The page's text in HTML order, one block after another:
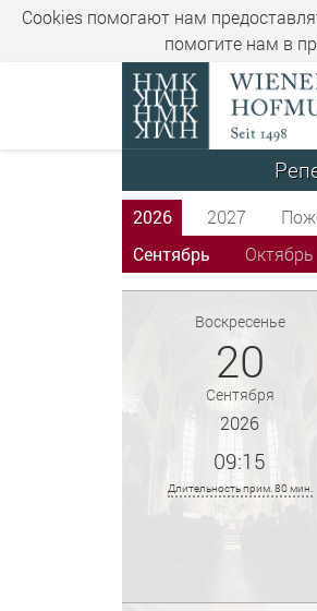
Cookies помогают нам
помогите нам в
2026 2027
Сентябрь
Октябрь
Воскресенье
20
Сентября
2026
09:15
Длительность прим. 80 мин.